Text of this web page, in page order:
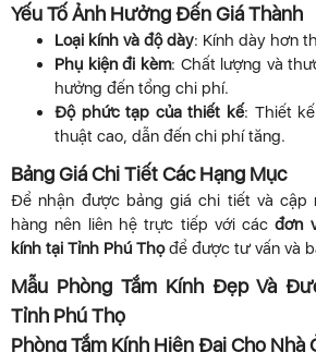
Yếu Tố Ảnh Hưởng Đến Giá Thành
Loại kính và độ dày: Kính dày hơn
Phụ kiện đi kèm: Chất lượng và
hưởng đến tổng chi phí.
Độ phức tạp của thiết kế: Thiết
thuật cao, dẫn đến chi phí tăng.
Bảng Giá Chi Tiết Các Hạng Mục
Để nhận được bảng giá chi tiết và cập
hàng nên liên hệ trực tiếp với cácđơn
kính tại Tỉnh Phú Thọđể được tư vấn và
Mẫu Phòng Tắm Kính Đẹp Và
Tỉnh Phú Thọ
Phòng Tắm Kính Hiện Đại Cho Nhà